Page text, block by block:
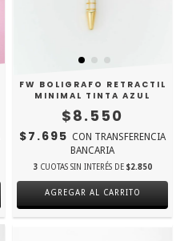
FW BOLIGRAFO RETRACTIL
MINIMAL TINTA AZUL
$8.550
$7.695 CON TRANSFERENCIA
BANCARIA
3 CUOTAS SIN INTERÉS DE $2.850
AGREGAR AL CARRITO